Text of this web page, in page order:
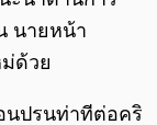
นายหน้า
ด้วย
นปรนท่าทีต่อคริ